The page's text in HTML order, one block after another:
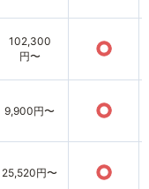
102,300
円〜
○
9,900円〜 ○
25,520円〜 ○